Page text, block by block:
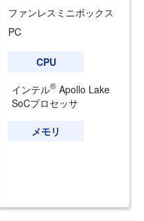
ファンレスミニボックス
PC
CPU
インテル® Apollo Lake
SoCプロセッサ
メモリ